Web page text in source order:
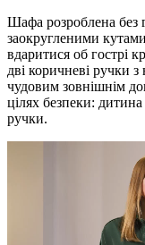
Шафа розроблена без
заокругленими
вдаритися об гострі
дві коричневі ручки з
чудовим зовнішнім
цілях безпеки:
ручки.